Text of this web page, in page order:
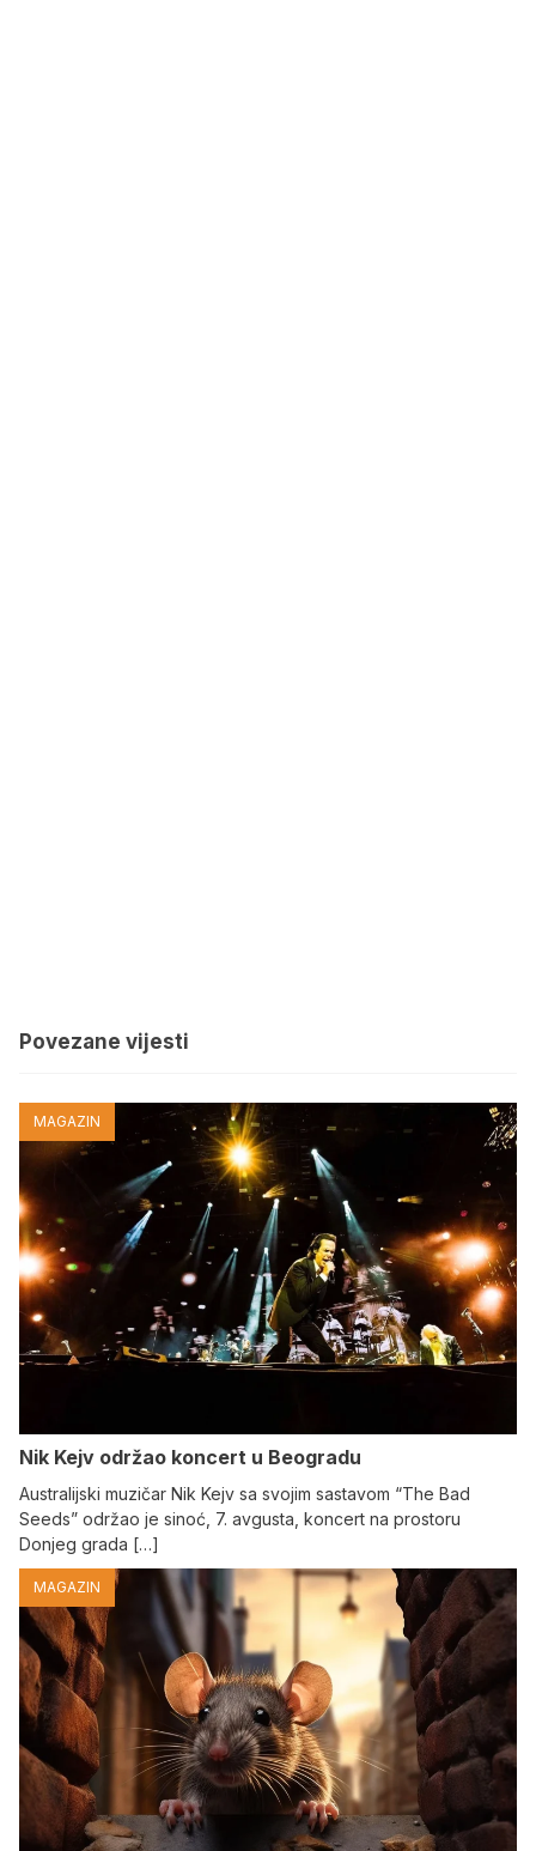
Povezane vijesti
MAGAZIN
Nik Kejv održao koncert u Beogradu
Australijski muzičar Nik Kejv sa svojim sastavom “The Bad
Seeds” održao je sinoć, 7. avgusta, koncert na prostoru
Donjeg grada […]
MAGAZIN